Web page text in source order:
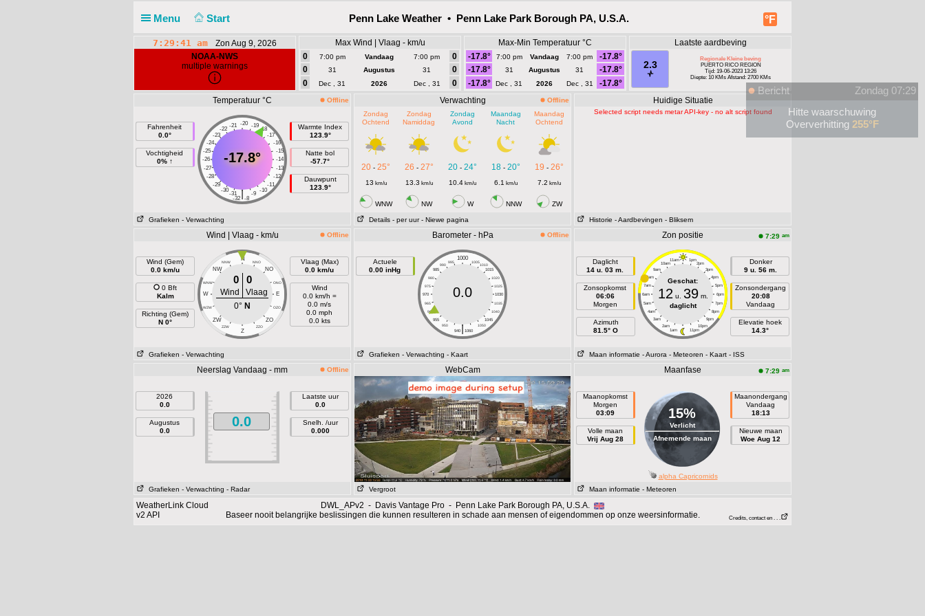
Menu Start °F
Penn Lake Weather • Penn Lake Park Borough PA, U.S.A.
7:29:41 am
Zon Aug 9, 2026
NOAA-NWS
multiple warnings
Max Wind | Vlaag - km/u
0
7:00 pm Vandaag 7:00 pm
0
0
31 Augustus 31
0
0
Dec , 31 2026 Dec , 31 0
Max-Min Temperatuur °C
-17.8°
7:00 pm Vandaag 7:00 pm
-17.8°
-17.8°
31 Augustus 31
-17.8°
-17.8°
Dec , 31 2026 Dec , 31 -17.8°
Laatste aardbeving
2.3
Regionale Kleine beving
PUERTO RICO REGION
Tijd: 19-06-2023 13:26
Diepte: 10 KMs Afstand: 2700 KMs
Temperatuur °C Offline
Fahrenheit
0.0°
Vochtigheid
0% ↑
-20
-21 -19
-22
-18
-23
-17
-24
-16
-25
-15
-26
-14
-27
-13
-28
-12
-29
-11
-30
-10
-31 -9
|
-32 -8
-17.8°
Warmte Index
123.9°
Natte bol
-57.7°
Dauwpunt
123.9°
Grafieken - Verwachting
Verwachting
Offline
Zondag
Ochtend
Zondag
Namiddag
Zondag
Avond
Maandag
Nacht
Maandag
Ochtend
20 - 25° 26 - 27° 20- 24° 18- 20° 19 - 26°
13 km/u 13.3 km/u 10.4km/u 6.1 km/u 7.2 km/u
WNW NW W NNW ZW
Details - per uur - Niewe pagina
Huidige Situatie
Selected script needs metar API-key - no alt script found
Historie - Aardbevingen - Bliksem
Wind | Vlaag - km/u Offline
Wind (Gem)
0.0 km/u
0 Bft
Kalm
Richting (Gem)
N 0°
N
NNW NNO
NW NO
WNW ONO
W E
WZW OZO
ZW ZO
ZZW ZZO
Z
0 0
Wind
Vlaag
0° N
Vlaag (Max)
0.0 km/u
Wind
0.0 km/h =
0.0 m/s
0.0 mph
0.0 kts
Grafieken - Verwachting
Barometer - hPa Offline
Actuele
0.00 inHg
1000
995 1005
990
1010
985
1015
980
1020
975
1025
970
1030
965
1035
960
1040
955
1045
950
1050
|
940 1060
0.0
Grafieken - Verwachting - Kaart
Zon positie 7:29 am
Daglicht
14 u. 03 m.
Zonsopkomst
06:06
Morgen
Azimuth
81.5° O
11am 1pm
10am 2pm
9am 3pm
8am 4pm
7am 5pm
6am 6pm
5am 7pm
4am 8pm
3am 9pm
2am 10pm
1am 11pm
Geschat:
12 u. 39m.
daglicht
Donker
9 u. 56 m.
Zonsondergang
20:08
Vandaag
Elevatie hoek
14.3°
Maan informatie - Aurora - Meteoren - Kaart - ISS
Neerslag Vandaag - mm Offline
2026
0.0
Augustus
0.0
0.0
Laatste uur
0.0
Snelh. /uur
0.000
Grafieken - Verwachting - Radar
WebCam
Vergroot
Maanfase 7:29 am
Maanopkomst
Morgen
03:09
Volle maan
Vrij Aug 28
15%
Verlicht
Afnemende maan
Maanondergang
Vandaag
18:13
Nieuwe maan
Woe Aug 12
alpha Capricornids
Maan informatie - Meteoren
WeatherLink Cloud
v2 API
DWL_APv2 - Davis Vantage Pro - Penn Lake Park Borough PA, U.S.A.
Baseer nooit belangrijke beslissingen die kunnen resulteren in schade aan mensen of eigendommen op onze weersinformatie.
Credits, contact en . . .
Bericht
Zondag 07:29
Hitte waarschuwing
Oververhitting 255°F